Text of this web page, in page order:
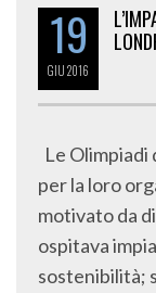
19
GIU2016
Le Olimpiadi
per la loro
motivato da
ospitava
sostenibilità;